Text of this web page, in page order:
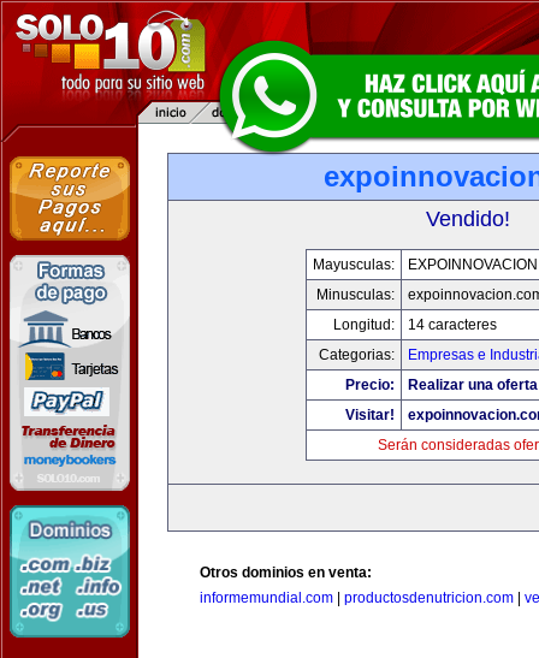
Vendido!
Mayusculas:
Minusculas:
Longitud:
14 caracteres
Categorias:
Empresas e
Precio:
Realizar una
Visitar!
Serán consideradas
Otros dominios en venta:
informemundial.com
productosdenutricion.com